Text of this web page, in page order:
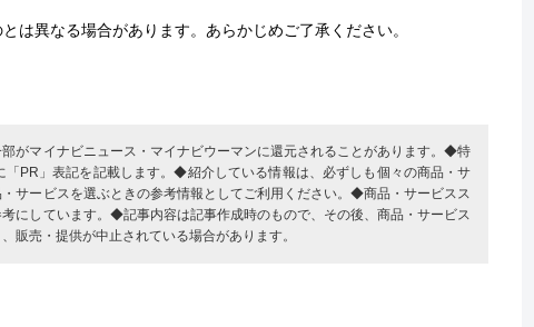
は異なる場合があります。あらかじめご了承ください。
がマイナビニュース・マイナビウーマンに還元されることがあります。◆特
PR」表記を記載します。◆紹介している情報は、必ずしも個々の商品・サ
サービスを選ぶときの参考情報としてご利用ください。◆商品・サービスス
にしています。◆記事内容は記事作成時のもので、その後、商品・サービス
販売・提供が中止されている場合があります。